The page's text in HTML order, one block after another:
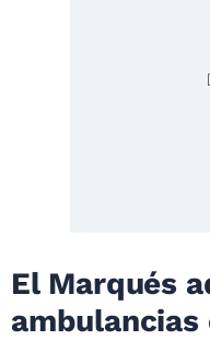
El Marqués
ambulancias